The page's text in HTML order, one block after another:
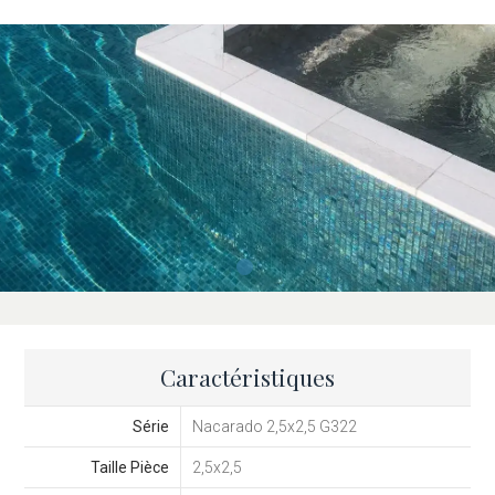
Caractéristiques
Série Nacarado 2,5x2,5 G322
Taille Pièce 2,5x2,5